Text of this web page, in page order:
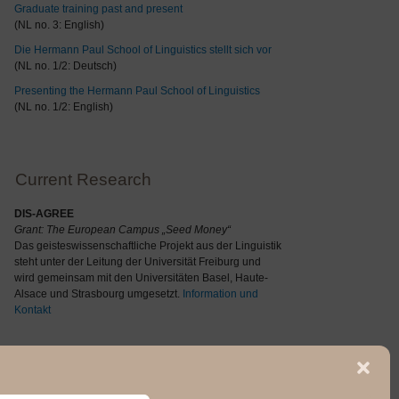
Graduate training past and present
(NL no. 3: English)
Die Hermann Paul School of Linguistics stellt sich vor
(NL no. 1/2: Deutsch)
Presenting the Hermann Paul School of Linguistics
(NL no. 1/2: English)
Current Research
DIS-AGREE
Grant: The European Campus „Seed Money“
Das geisteswissenschaftliche Projekt aus der Linguistik
steht unter der Leitung der Universität Freiburg und
wird gemeinsam mit den Universitäten Basel, Haute-
Alsace und Strasbourg umgesetzt. Information und
Kontakt